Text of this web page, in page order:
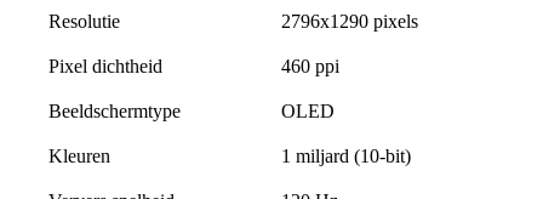
Resolutie 2796x1290 pixels
Pixel dichtheid 460 ppi
Beeldschermtype OLED
Kleuren 1 miljard (10-bit)